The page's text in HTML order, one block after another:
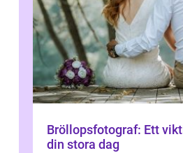
Bröllopsfotograf: Ett
din stora dag